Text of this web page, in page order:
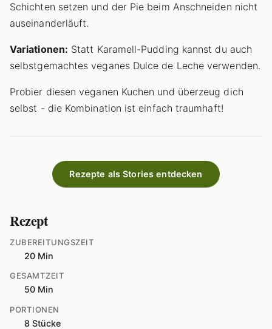
Schichten setzen und der Pie beim Anschneiden nicht
auseinanderläuft.
Variationen: Statt Karamell-Pudding kannst du auch
selbstgemachtes veganes Dulce de Leche verwenden.
Probier diesen veganen Kuchen und überzeug dich
selbst - die Kombination ist einfach traumhaft!
Rezepte als Stories entdecken
Rezept
ZUBEREITUNGSZEIT
20 Min
GESAMTZEIT
50 Min
PORTIONEN
8 Stücke